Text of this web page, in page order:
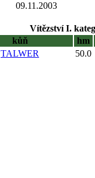
09.11.2003
Vítězství I.
kůň
hm
TALWER 50.0